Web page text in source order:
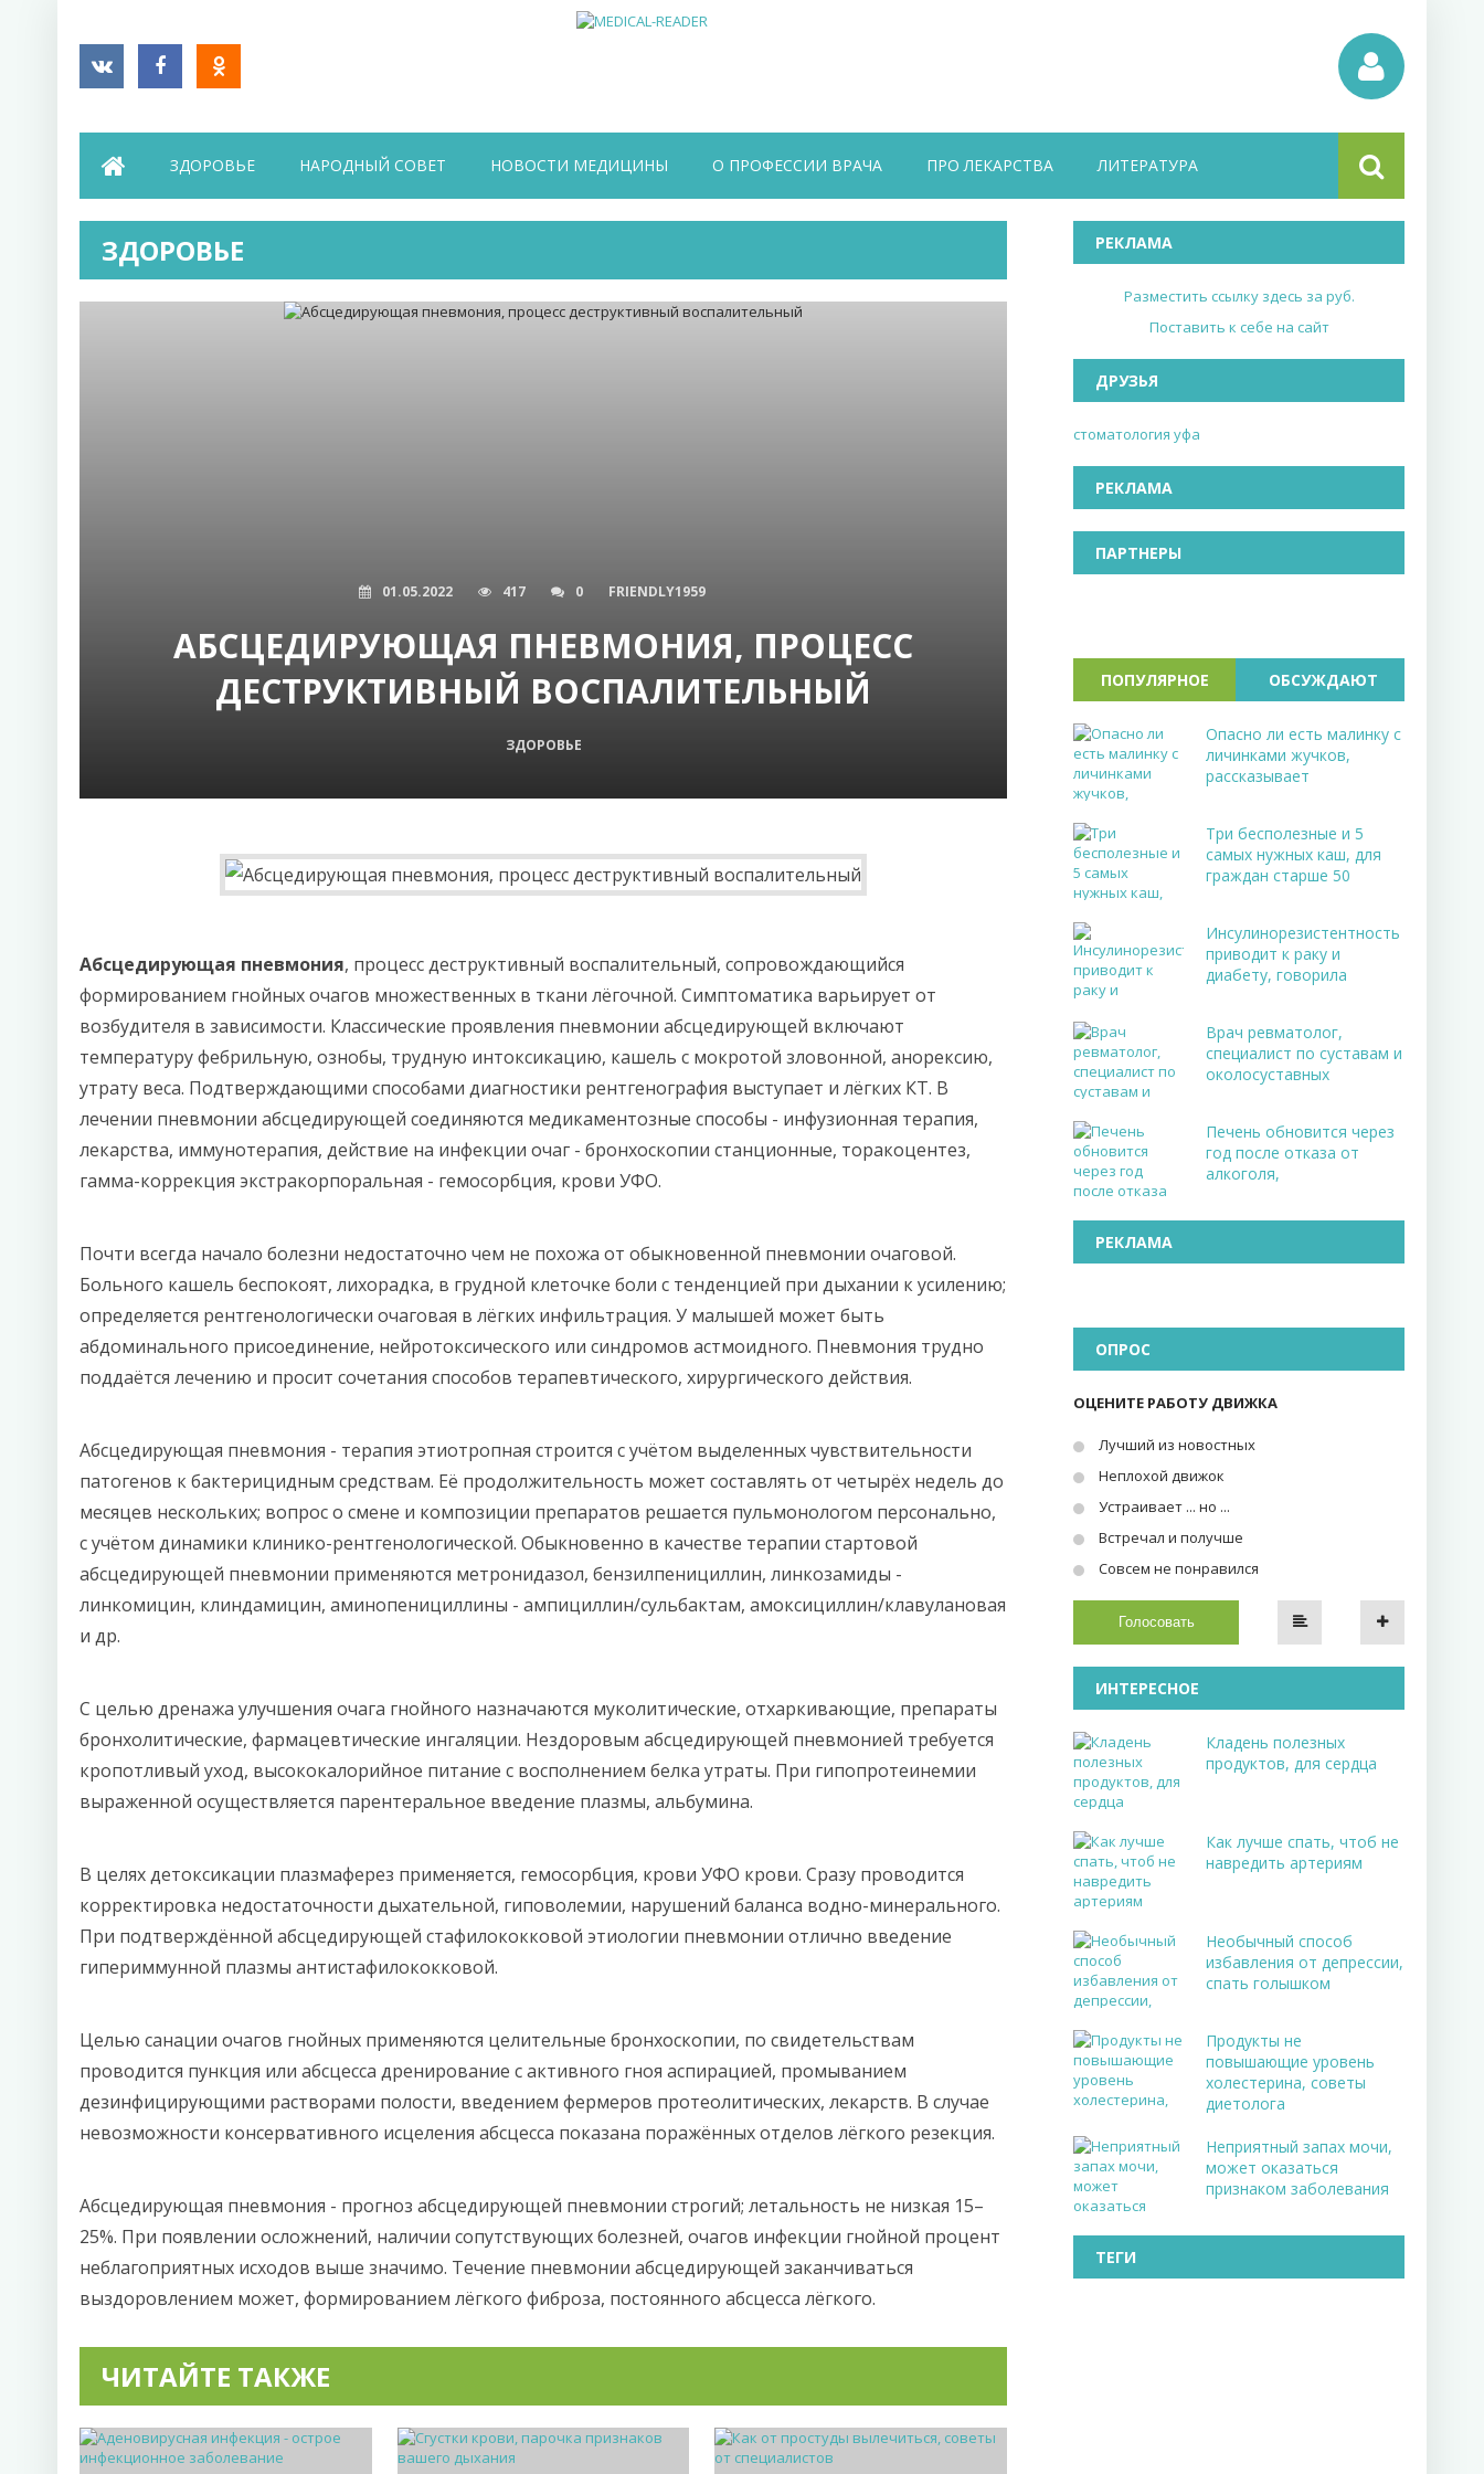
ЗДОРОВЬЕ НАРОДНЫЙ СОВЕТ НОВОСТИ МЕДИЦИНЫ О ПРОФЕССИИ ВРАЧА ПРО ЛЕКАРСТВА ЛИТЕРАТУРА
ЗДОРОВЬЕ
01.05.2022 417 0 FRIENDLY1959
АБСЦЕДИРУЮЩАЯ ПНЕВМОНИЯ, ПРОЦЕСС
ДЕСТРУКТИВНЫЙ ВОСПАЛИТЕЛЬНЫЙ
ЗДОРОВЬЕ
Абсцедирующая пневмония, процесс деструктивный воспалительный, сопровождающийся
формированием гнойных очагов множественных в ткани лёгочной. Симптоматика варьирует от
возбудителя в зависимости. Классические проявления пневмонии абсцедирующей включают
температуру фебрильную, ознобы, трудную интоксикацию, кашель с мокротой зловонной, анорексию,
утрату веса. Подтверждающими способами диагностики рентгенография выступает и лёгких КТ. В
лечении пневмонии абсцедирующей соединяются медикаментозные способы - инфузионная терапия,
лекарства, иммунотерапия, действие на инфекции очаг - бронхоскопии станционные, торакоцентез,
гамма-коррекция экстракорпоральная - гемосорбция, крови УФО.
Почти всегда начало болезни недостаточно чем не похожа от обыкновенной пневмонии очаговой.
Больного кашель беспокоят, лихорадка, в грудной клеточке боли с тенденцией при дыхании к усилению;
определяется рентгенологически очаговая в лёгких инфильтрация. У малышей может быть
абдоминального присоединение, нейротоксического или синдромов астмоидного. Пневмония трудно
поддаётся лечению и просит сочетания способов терапевтического, хирургического действия.
Абсцедирующая пневмония - терапия этиотропная строится с учётом выделенных чувствительности
патогенов к бактерицидным средствам. Её продолжительность может составлять от четырёх недель до
месяцев нескольких; вопрос о смене и композиции препаратов решается пульмонологом персонально,
с учётом динамики клинико-рентгенологической. Обыкновенно в качестве терапии стартовой
абсцедирующей пневмонии применяются метронидазол, бензилпенициллин, линкозамиды -
линкомицин, клиндамицин, аминопенициллины - ампициллин/сульбактам, амоксициллин/клавулановая
и др.
С целью дренажа улучшения очага гнойного назначаются муколитические, отхаркивающие, препараты
бронхолитические, фармацевтические ингаляции. Нездоровым абсцедирующей пневмонией требуется
кропотливый уход, высококалорийное питание с восполнением белка утраты. При гипопротеинемии
выраженной осуществляется парентеральное введение плазмы, альбумина.
В целях детоксикации плазмаферез применяется, гемосорбция, крови УФО крови. Сразу проводится
корректировка недостаточности дыхательной, гиповолемии, нарушений баланса водно-минерального.
При подтверждённой абсцедирующей стафилококковой этиологии пневмонии отлично введение
гипериммунной плазмы антистафилококковой.
Целью санации очагов гнойных применяются целительные бронхоскопии, по свидетельствам
проводится пункция или абсцесса дренирование с активного гноя аспирацией, промыванием
дезинфицирующими растворами полости, введением фермеров протеолитических, лекарств. В случае
невозможности консервативного исцеления абсцесса показана поражённых отделов лёгкого резекция.
Абсцедирующая пневмония - прогноз абсцедирующей пневмонии строгий; летальность не низкая 15–
25%. При появлении осложнений, наличии сопутствующих болезней, очагов инфекции гнойной процент
неблагоприятных исходов выше значимо. Течение пневмонии абсцедирующей заканчиваться
выздоровлением может, формированием лёгкого фиброза, постоянного абсцесса лёгкого.
ЧИТАЙТЕ ТАКЖЕ
РЕКЛАМА
Разместить ссылку здесь за руб.
Поставить к себе на сайт
ДРУЗЬЯ
стоматология уфа
РЕКЛАМА
ПАРТНЕРЫ
ПОПУЛЯРНОЕ ОБСУЖДАЮТ
Опасно ли есть малинку с
личинками жучков,
рассказывает
Три бесполезные и 5
самых нужных каш, для
граждан старше 50
Инсулинорезистентность
приводит к раку и
диабету, говорила
Врач ревматолог,
специалист по суставам и
околосуставных
Печень обновится через
год после отказа от
алкоголя,
РЕКЛАМА
ОПРОС
ОЦЕНИТЕ РАБОТУ ДВИЖКА
Лучший из новостных
Неплохой движок
Устраивает ... но ...
Встречал и получше
Совсем не понравился
Голосовать
ИНТЕРЕСНОЕ
Кладень полезных
продуктов, для сердца
Как лучше спать, чтоб не
навредить артериям
Необычный способ
избавления от депрессии,
спать голышком
Продукты не
повышающие уровень
холестерина, советы
диетолога
Неприятный запах мочи,
может оказаться
признаком заболевания
ТЕГИ